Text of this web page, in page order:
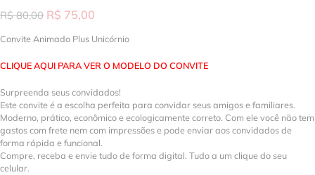
R$80,00 R$ 75,00
Convite Animado Plus Unicórnio
CLIQUE AQUI PARA VER O MODELO DO CONVITE
Surpreenda seus convidados!
Este convite é a escolha perfeita para convidar seus amigos e familiares.
Moderno, prático, econômico e ecologicamente correto. Com ele você não tem
gastos com frete nem com impressões e pode enviar aos convidados de
forma rápida e funcional.
Compre, receba e envie tudo de forma digital. Tudo a um clique do seu
celular.